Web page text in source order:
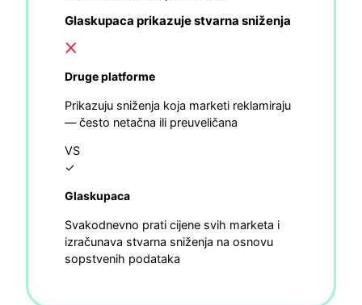
Glaskupaca prikazuje stvarna sniženja
Druge platforme
Prikazuju sniženja koja marketi reklamiraju
— često netačna ili preuveličana
VS
✓
Glaskupaca
Svakodnevno prati cijene svih marketa i
izračunava stvarna sniženja na osnovu
sopstvenih podataka